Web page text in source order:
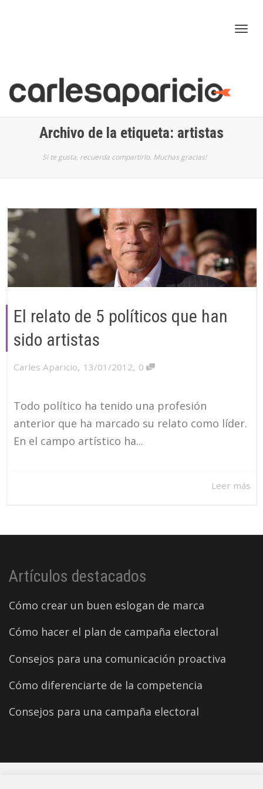
Archivo de la etiqueta: artistas
Si te gusta, recuerda compartirlo. Muchas gracias!
El relato de 5 políticos que han
sido artistas
Carles Aparicio, 13/01/2012, 0
Todo político ha tenido una profesión
anterior que ha marcado su relato como líder.
En el campo artístico ha...
Leer más
Artículos destacados
Cómo crear un buen eslogan de marca
Cómo hacer el plan de campaña electoral
Consejos para una comunicación proactiva
Cómo diferenciarte de la competencia
Consejos para una campaña electoral